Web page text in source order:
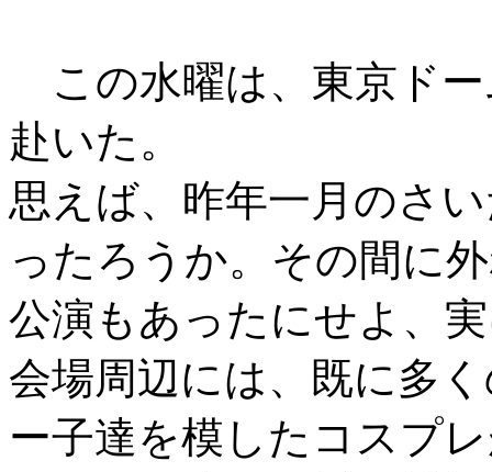
この水曜は、東京ドー
赴いた。
思えば、昨年一月のさ
ったろうか。その間に
公演もあったにせよ、
会場周辺には、既に多
ー子達を模したコスプ